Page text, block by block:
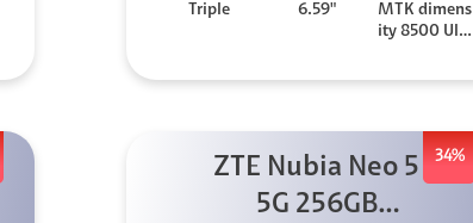
Triple 6.59"
MTK dimens
ity 8500 Ultr
34%
ZTE Nubia Neo 5
5G 256GB